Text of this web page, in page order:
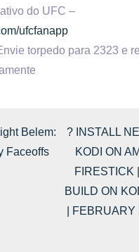
do UFC –
ufcfanapp
torpedo para 2323 e
Belem:
Faceoffs
? INSTALL
KODI ON
FIRESTICK
BUILD ON
|